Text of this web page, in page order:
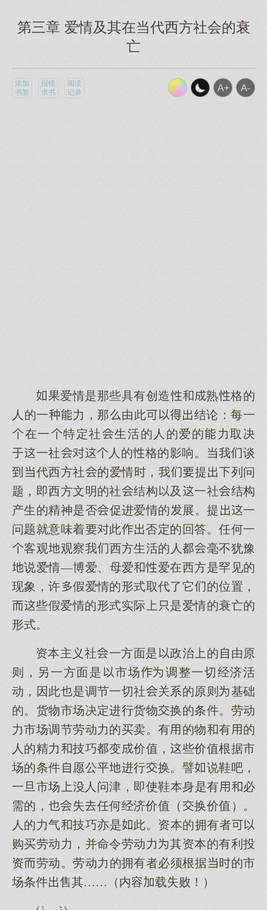
第三章 爱情及其在当代西方社会的衰
亡
添加
书签
报错
求书
阅读
记录
果爱情是那些具有创造熟格的
人的一力，那由此结论：每一
在一特定社生活的人的爱的力取决
一社人的格的影响。我谈
代西方社的爱情，我提列问
题，即西方文明的社结构及一社结构
产生的精神是否促进爱情的展。提一
问题就意味着此否定的回答。任何一
客观观察我西方生活的人毫不犹豫
说爱情—博爱、母爱爱在西方是罕见的
现象，许假爱情的形式取代了它的位置，
些假爱情的形式实际是爱情的衰亡的
形式。
资本主义社一方面是政治的由原
则，另一方面是市场调整一切经济活
动，因此是调节一切社关系的原则基础
的。货物市场决定进行货物换的条件。劳动
力市场调节劳动力的买卖。有的物有的
人的精力技巧变价值，些价值根据市
场的条件愿公平进行换。譬说鞋吧，
一旦市场人问津，即使鞋本身是有必
需的，失任何经济价值（换价值）。
人的力气技巧亦是此。资本的拥有者
购买劳动力，并命令劳动力其资本的有利投
资劳动。劳动力的拥有者必须根据的市
场条件售其……（内容加载失败！）